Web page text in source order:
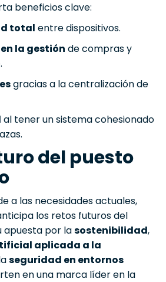
beneficios clave:
total entre dispositivos.
la gestión de compras y
gracias a la centralización de
al tener un sistema cohesionado
del puesto
a las necesidades actuales,
los retos futuros del
apuesta por lasostenibilidad,
aplicada a la
seguridad en entornos
en una marca líder en la